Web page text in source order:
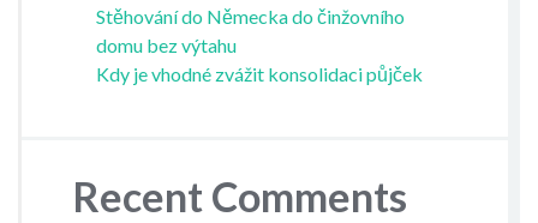
Stěhování do Německa do činžovního
domu bez výtahu
Kdy je vhodné zvážit konsolidaci půjček
Recent Comments